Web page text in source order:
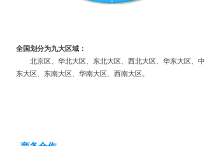
全国划分为九大区域：
北京区、华北大区、东北大区、西北大区、华东大区、中
东大区、东南大区、华南大区、西南大区。